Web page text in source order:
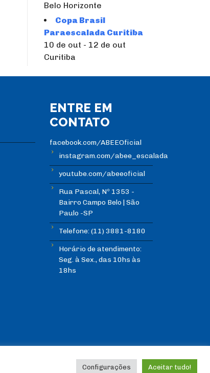
Belo Horizonte
Copa Brasil
Paraescalada Curitiba
10 de out - 12 de out
Curitiba
ENTRE EM
CONTATO
facebook.com/ABEEOficial
instagram.com/abee_escalada
youtube.com/abeeoficial
Rua Pascal, Nº 1353 -
Bairro Campo Belo | São
Paulo -SP
Telefone: (11) 3881-8180
Horário de atendimento:
Seg. à Sex., das 10hs às
18hs
Configurações Aceitar tudo!